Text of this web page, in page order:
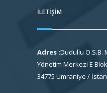
İLETIŞIM
Adres :Dudullu O.S.B.
Yönetim Merkezi E
34775 Ümraniye /